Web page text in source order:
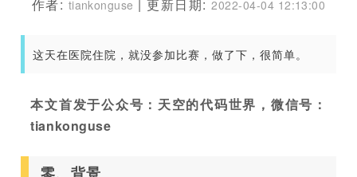
作者: tiankonguse | 更新日期:2022-04-04 12:13:00
这天在医院住院，就没参加比赛，做了下，很简单。
本文首发于公众号：天空的代码世界，微信号：
tiankonguse
零、背景